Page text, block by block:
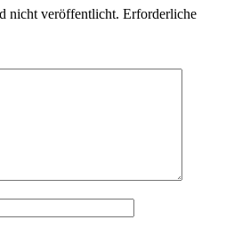
nicht veröffentlicht. Erforderliche